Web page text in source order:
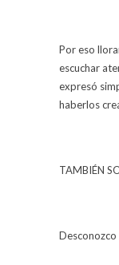
Por eso
escuchar
expresó
haberlos
TAMBIÉN
Desconozco